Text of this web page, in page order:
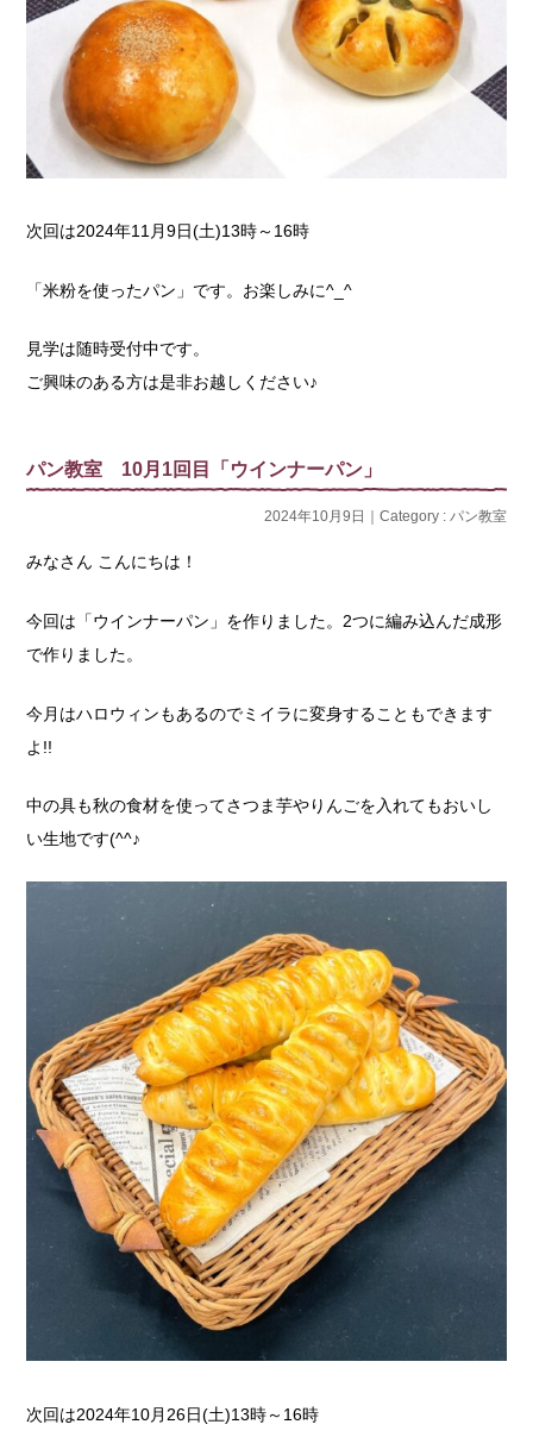
次回は2024年11月9日(土)13時～16時
「米粉を使ったパン」です。お楽しみに^_^
見学は随時受付中です。
ご興味のある方は是非お越しください♪
パン教室 10月1回目「ウインナーパン」
2024年10月9日｜Category : パン教室
みなさん こんにちは！
今回は「ウインナーパン」を作りました。2つに編み込んだ成形
で作りました。
今月はハロウィンもあるのでミイラに変身することもできます
よ!!
中の具も秋の食材を使ってさつま芋やりんごを入れてもおいし
い生地です(^^♪
次回は2024年10月26日(土)13時～16時